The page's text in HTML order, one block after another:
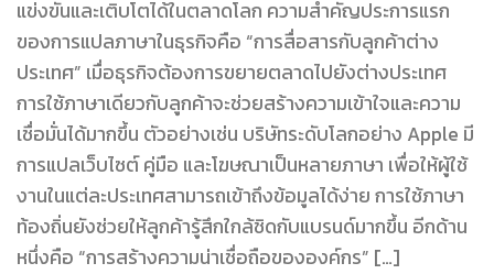
แข่งขันและเติบโตได้ในตลาดโลก ความสำคัญประการแรก
ของการแปลภาษาในธุรกิจคือ “การสื่อสารกับลูกค้าต่าง
ประเทศ” เมื่อธุรกิจต้องการขยายตลาดไปยังต่างประเทศ
การใช้ภาษาเดียวกับลูกค้าจะช่วยสร้างความเข้าใจและความ
เชื่อมั่นได้มากขึ้น ตัวอย่างเช่น บริษัทระดับโลกอย่าง Apple มี
การแปลเว็บไซต์ คู่มือ และโฆษณาเป็นหลายภาษา เพื่อให้ผู้ใช้
งานในแต่ละประเทศสามารถเข้าถึงข้อมูลได้ง่าย การใช้ภาษา
ท้องถิ่นยังช่วยให้ลูกค้ารู้สึกใกล้ชิดกับแบรนด์มากขึ้น อีกด้าน
หนึ่งคือ “การสร้างความน่าเชื่อถือขององค์กร” […]